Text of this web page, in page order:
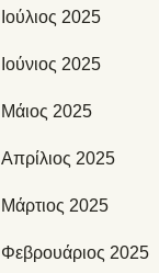
Ιούλιος 2025
Ιούνιος 2025
Μάιος 2025
Απρίλιος 2025
Μάρτιος 2025
Φεβρουάριος 2025